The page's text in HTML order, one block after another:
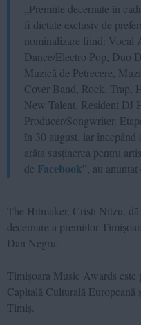
„Premiile decernate în
fi dictate exclusiv de
nominalizare fiind: Vocal
Dance/Electro Pop, Duo
Muzică de Petrecere,
Cover Band, Rock, Trap,
New Talent, Resident DJ
Producer/Songwriter.
în 30 august, iar
arăta susținerea pentru
de Facebook”, au
The Hitmaker, Cristi Nitzu,
decernare a premiilor
Dan Negru.
Timișoara Music Awards
Capitală Culturală Europeană
Timiș.